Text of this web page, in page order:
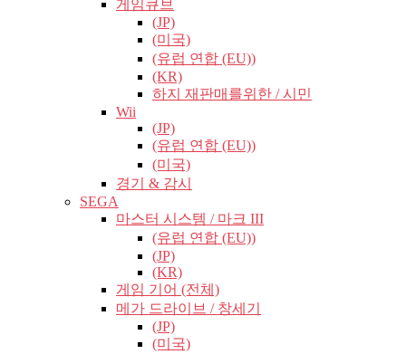
게임큐브
(JP)
(미국)
(유럽​​ 연합 (EU))
(KR)
하지 재판매를위한 / 시민
Wii
(JP)
(유럽​​ 연합 (EU))
(미국)
경기 & 감시
SEGA
마스터 시스템 / 마크 III
(유럽​​ 연합 (EU))
(JP)
(KR)
게임 기어 (전체)
메가 드라이브 / 창세기
(JP)
(미국)